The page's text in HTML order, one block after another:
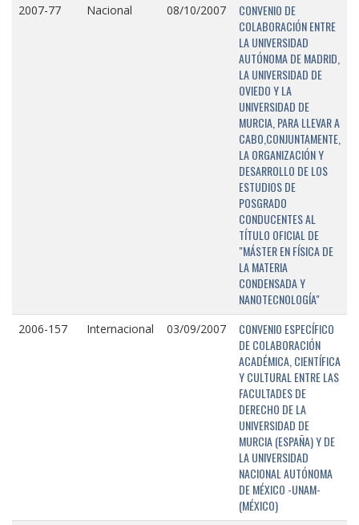
2007-77 Nacional 08/10/2007
CONVENIO DE
COLABORACIÓN ENTRE
LA UNIVERSIDAD
AUTÓNOMA DE MADRID,
LA UNIVERSIDAD DE
OVIEDO Y LA
UNIVERSIDAD DE
MURCIA, PARA LLEVAR A
CABO,CONJUNTAMENTE,
LA ORGANIZACIÓN Y
DESARROLLO DE LOS
ESTUDIOS DE
POSGRADO
CONDUCENTES AL
TÍTULO OFICIAL DE
"MÁSTER EN FÍSICA DE
LA MATERIA
CONDENSADA Y
NANOTECNOLOGÍA"
2006-157 Internacional 03/09/2007
CONVENIO ESPECÍFICO
DE COLABORACIÓN
ACADÉMICA, CIENTÍFICA
Y CULTURAL ENTRE LAS
FACULTADES DE
DERECHO DE LA
UNIVERSIDAD DE
MURCIA (ESPAÑA) Y DE
LA UNIVERSIDAD
NACIONAL AUTÓNOMA
DE MÉXICO -UNAM-
(MÉXICO)